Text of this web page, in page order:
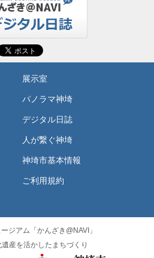
展示室
パノラマ神埼
デジタル日誌
人が繋ぐ神埼
神埼市基本情報
ご利用規約
ジアム「かんざき@NAVI」
産を活かしたまちづくり